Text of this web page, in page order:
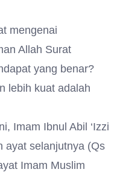
mengenai
Allah Surat
yang benar?
lebih kuat adalah
Imam Ibnul Abil ‘Izzi
ayat selanjutnya (Qs
Imam Muslim